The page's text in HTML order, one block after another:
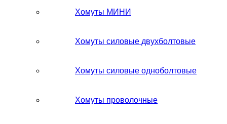
Хомуты МИНИ
Хомуты силовые двухболтовые
Хомуты силовые одноболтовые
Хомуты проволочные